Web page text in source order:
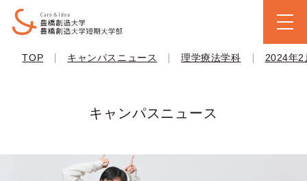
TOP | キャンパスニュース | 理学療法学科 | 2024年2
キャンパスニュース